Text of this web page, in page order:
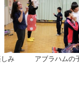
しみ アブラハムの子